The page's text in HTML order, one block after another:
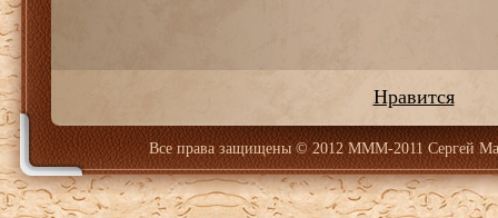
Нравится
Все права защищены© 2012 МММ-2011 Сергей